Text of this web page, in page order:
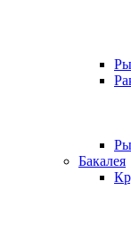
Бакалея